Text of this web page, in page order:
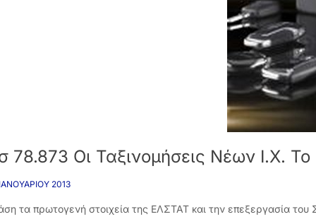
78.873 Οι Ταξινομήσεις Νέων Ι.Χ. Το
2013
τα πρωτογενή στοιχεία της ΕΛΣΤΑΤ και την επεξεργασία του